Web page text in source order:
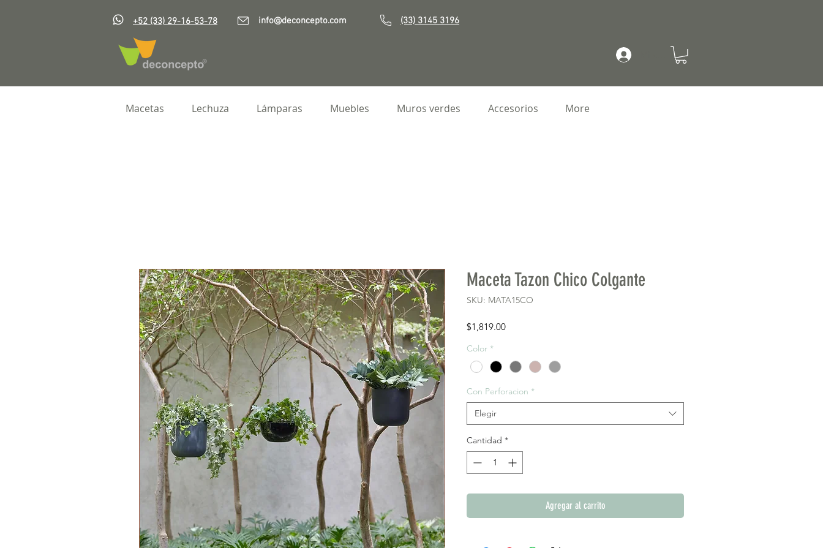
+52 (33) 29-16-53-78 info@deconcepto.com (33) 3145 3196
Mi cuenta
Macetas Lechuza Lámparas Muebles Muros verdes Accesorios More
Maceta Tazon Chico Colgante
SKU: MATA15CO
$1,819.00Precio
Color *
Con Perforacion *
Elegir
Cantidad *
Agregar al carrito